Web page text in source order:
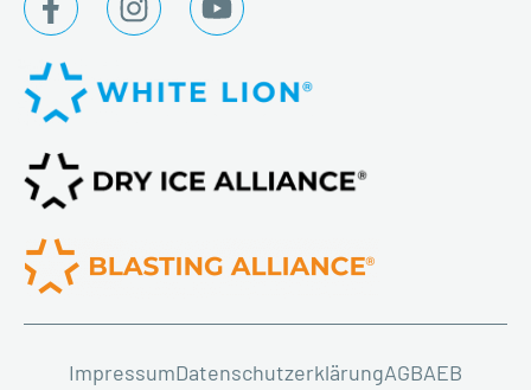
ImpressumDatenschutzerklärungAGBAEB